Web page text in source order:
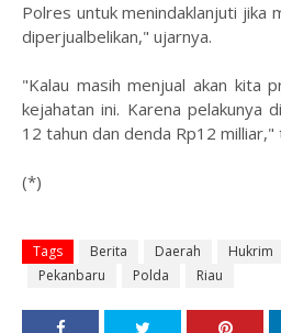
Polres untuk menindaklanjuti jika
diperjualbelikan," ujarnya.
"Kalau masih menjual akan kita
kejahatan ini. Karena pelakunya
12 tahun dan denda Rp12
(*)
Tags Berita Daerah Hukrim
Pekanbaru
Polda Riau